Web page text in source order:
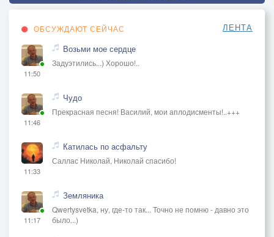
ОБСУЖДАЮТ СЕЙЧАС ЛЕНТА
11:50
Возьми мое сердце
Задуэтились...) Хорошо!..
11:46
Чудо
Прекрасная песня! Василий, мои аплодисменты!..+++
11:33
Катилась по асфальту
Саллас Николай, Николай спасибо!
11:17
Земляника
Qwertysvetka, ну, где-то так... Точно не помню - давно это
было...)